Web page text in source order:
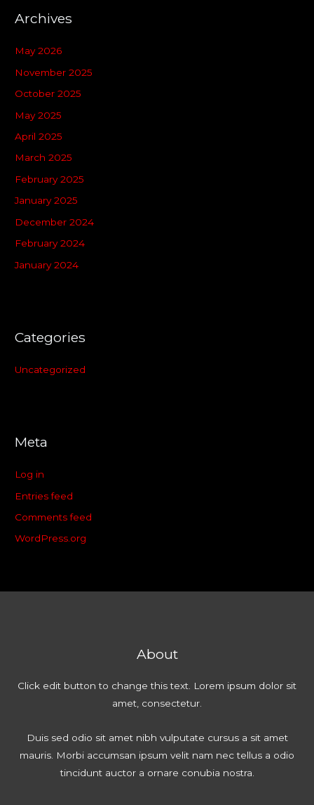
Archives
May 2026
November 2025
October 2025
May 2025
April 2025
March 2025
February 2025
January 2025
December 2024
February 2024
January 2024
Categories
Uncategorized
Meta
Log in
Entries feed
Comments feed
WordPress.org
About
Click edit button to change this text. Lorem ipsum dolor sit
amet, consectetur.
Duis sed odio sit amet nibh vulputate cursus a sit amet
mauris. Morbi accumsan ipsum velit nam nec tellus a odio
tincidunt auctor a ornare conubia nostra.